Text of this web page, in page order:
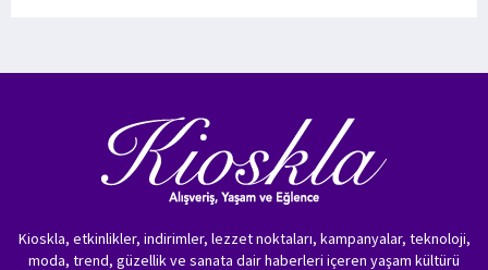
Kioskla, etkinlikler, indirimler, lezzet noktaları, kampanyalar, teknoloji,
moda, trend, güzellik ve sanata dair haberleri içeren yaşam kültürü